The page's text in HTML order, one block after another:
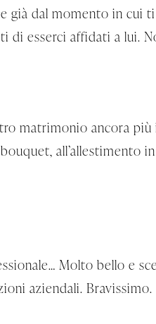
già dal momento in cui
esserci affidati a lui.
matrimonio ancora
all’allestimento
Molto bello e
aziendali. Bravissimo.